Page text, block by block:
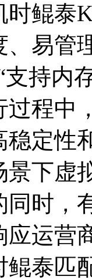
鲲泰
、易管
支持内
程中
高稳定
下虚
时
运营
泰匹